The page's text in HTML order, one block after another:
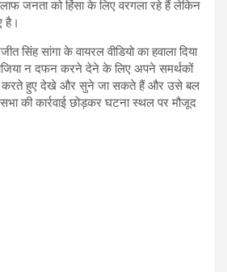
जनता को हिंसा के लिए वरगला रहे हैं लेकिन
है।
सिंह सांगा के वायरल वीडियो का हवाला दिया
न दफन करने देने के लिए अपने समर्थकों
करते हुए देखे और सुने जा सकते हैं और उसे बल
की कार्रवाई छोड़कर घटना स्थल पर मौजूद